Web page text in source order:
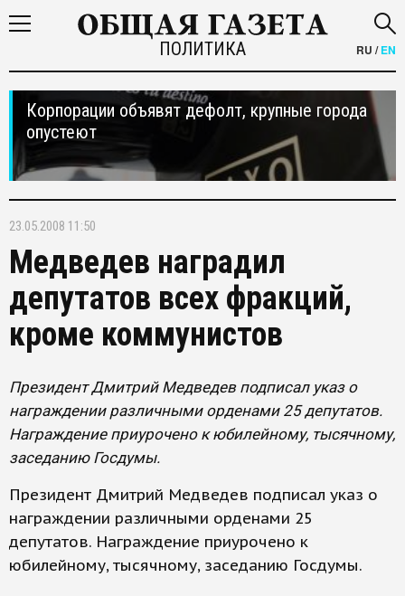
ПОЛИТИКА RU /EN
Корпорации объявят дефолт, крупные города
опустеют
23.05.2008 11:50
Медведев наградил
депутатов всех фракций,
кроме коммунистов
Президент Дмитрий Медведев подписал указ о
награждении различными орденами 25 депутатов.
Награждение приурочено к юбилейному, тысячному,
заседанию Госдумы.
Президент Дмитрий Медведев подписал указ о
награждении различными орденами 25
депутатов. Награждение приурочено к
юбилейному, тысячному, заседанию Госдумы.